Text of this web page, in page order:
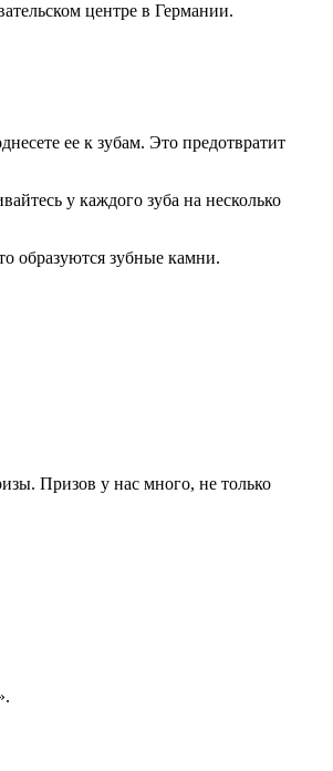
центре в Германии.
ее к зубам. Это предотвратит
у каждого зуба на несколько
образуются зубные камни.
Призов у нас много, не только